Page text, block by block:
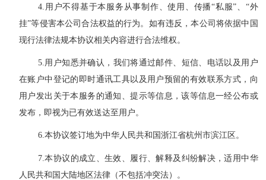
4. 用户不得基于本服务从事制作、使用、传播“私服” “外
挂”等侵害本公司合法权益的行为。如有违反，本公司将依据中国
现行法律法规本协议相关内容进行合法维权 。
5.用户知悉并确认， 我们将通过邮件、短信、电话以及用户
在账户中登记的即时通讯工具以及用户预留的有效联系方式 ，向
用户发出关于本服务的通知、提示等信息，该等信息一经公布或
发布，即视为已有效送达至用户。
6.本协议签订地为中华人民共和国浙江省杭州市滨江区 。
7.本协议的成立、生效、履行、解释及纠纷解决，适用中华
人民共和国大陆地区法律（不包括冲突法）。